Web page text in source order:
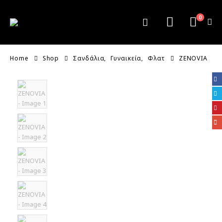
0
Home Shop Σανδάλια, Γυναικεία, Φλατ ZENOVIA